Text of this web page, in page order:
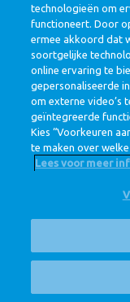
No discipline groups
@ Royal FrieslandCampina
technologieën om
functioneert. Door
ermee akkoord dat
soortgelijke
online ervaring te
gepersonaliseerde
om externe video’s
geïntegreerde
Kies “Voorkeuren
te maken over
Lees voor meer